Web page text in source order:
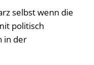
selbst wenn die
politisch
in der